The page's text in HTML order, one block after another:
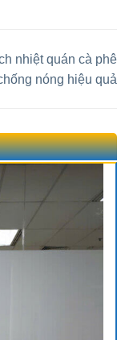
nhiệt quán cà phê
nóng hiệu quả